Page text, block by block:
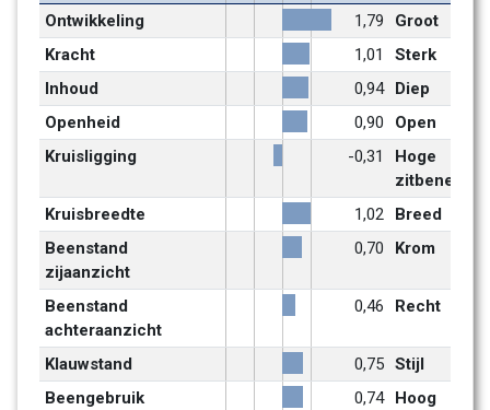
Ontwikkeling
1,79
Groot
Kracht
1,01
Sterk
Inhoud
0,94 Diep
Openheid
0,90
Open
Kruisligging
-0,31
Hoge
zitbenen
Kruisbreedte
1,02
Breed
Beenstand
zijaanzicht
0,70 Krom
Beenstand
achteraanzicht
0,46 Recht
Klauwstand 0,75 Stijl
Beengebruik
0,74 Hoog